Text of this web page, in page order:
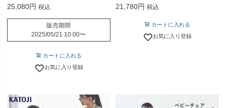
25,080 税込
販売期間
2025/05/21 10:00〜
カートに入れる
お気に入り登録
21,780 税込
カートに入れる
お気に入り登録